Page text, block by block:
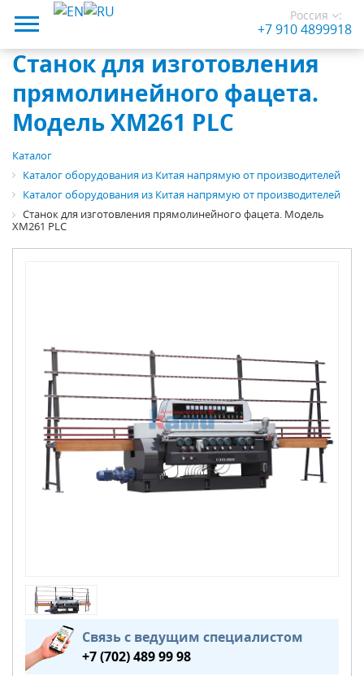
Россия
+7 910 4899918
:
Станок для изготовления
прямолинейного фацета.
Модель XM261 PLC
Каталог
Каталог оборудования из Китая напрямую от производителей
Каталог оборудования из Китая напрямую от производителей
Станок для изготовления прямолинейного фацета. Модель
XM261 PLC
Связь с ведущим специалистом
+7 (702) 489 99 98